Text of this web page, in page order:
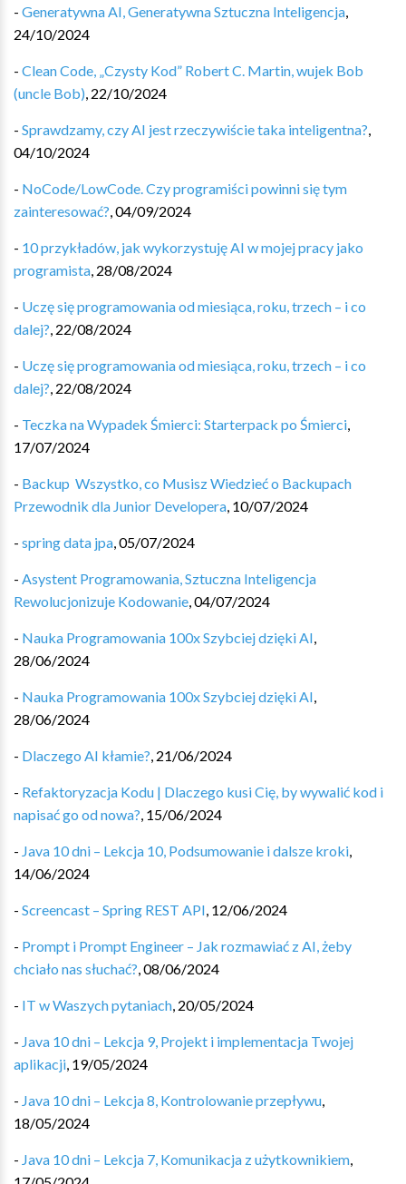
- Generatywna AI, Generatywna Sztuczna Inteligencja,
24/10/2024
- Clean Code, „Czysty Kod” Robert C. Martin, wujek Bob
(uncle Bob), 22/10/2024
- Sprawdzamy, czy AI jest rzeczywiście taka inteligentna?,
04/10/2024
- NoCode/LowCode. Czy programiści powinni się tym
zainteresować?,04/09/2024
- 10 przykładów, jak wykorzystuję AI w mojej pracy jako
programista, 28/08/2024
- Uczę się programowania od miesiąca, roku, trzech – i co
dalej?, 22/08/2024
- Uczę się programowania od miesiąca, roku, trzech – i co
dalej?, 22/08/2024
- Teczka na Wypadek Śmierci: Starterpack po Śmierci,
17/07/2024
- Backup ️ Wszystko, co Musisz Wiedzieć o Backupach
Przewodnik dla Junior Developera, 10/07/2024
- spring data jpa,05/07/2024
- Asystent Programowania, Sztuczna Inteligencja
Rewolucjonizuje Kodowanie,04/07/2024
- Nauka Programowania 100x Szybciej dzięki AI,
28/06/2024
- Nauka Programowania 100x Szybciej dzięki AI,
28/06/2024
- Dlaczego AI kłamie?, 21/06/2024
- Refaktoryzacja Kodu | Dlaczego kusi Cię, by wywalić kod i
napisać go od nowa?, 15/06/2024
- Java 10 dni – Lekcja 10, Podsumowanie i dalsze kroki,
14/06/2024
- Screencast – Spring REST API, 12/06/2024
- Prompt i Prompt Engineer – Jak rozmawiać z AI, żeby
chciało nas słuchać?,08/06/2024
- IT w Waszych pytaniach, 20/05/2024
- Java 10 dni – Lekcja 9, Projekt i implementacja Twojej
aplikacji, 19/05/2024
- Java 10 dni – Lekcja 8, Kontrolowanie przepływu,
18/05/2024
- Java 10 dni – Lekcja 7, Komunikacja z użytkownikiem,